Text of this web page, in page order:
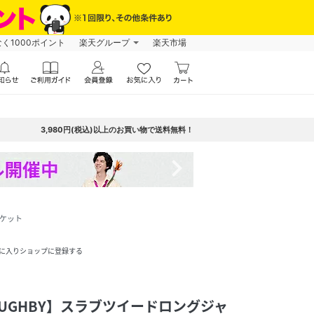
1000ポイント 楽天グループ 楽天市場
3,980円(税込)以上のお買い物で送料無料！
ット
入りショップに登録する
】スラブツイードロングジャ